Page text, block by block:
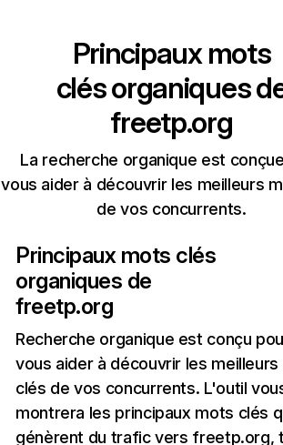
Principaux mots
clés organiques
freetp.org
La recherche organique est
vous aider à découvrir les meilleurs
de vos concurrents.
Principaux mots clés
organiques de
freetp.org
Recherche organique est conçu
vous aider à découvrir les
clés de vos concurrents. L'outil
montrera les principaux mots clés
génèrent du trafic vers freetp.org,